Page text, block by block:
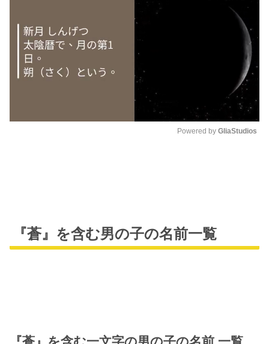
Powered by GliaStudios
『蒼』を含む男の子の名前一覧